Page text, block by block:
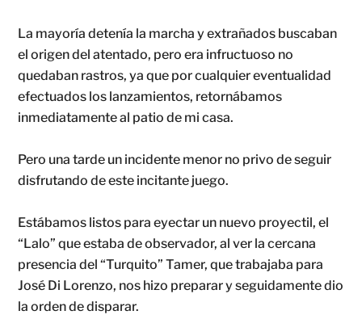
La mayoría detenía la marcha y extrañados buscaban
el origen del atentado, pero era infructuoso no
quedaban rastros, ya que por cualquier eventualidad
efectuados los lanzamientos, retornábamos
inmediatamente al patio de mi casa.
Pero una tarde un incidente menor no privo de seguir
disfrutando de este incitante juego.
Estábamos listos para eyectar un nuevo proyectil, el
“Lalo” que estaba de observador, al ver la cercana
presencia del “Turquito” Tamer, que trabajaba para
José Di Lorenzo, nos hizo preparar y seguidamente dio
la orden de disparar.